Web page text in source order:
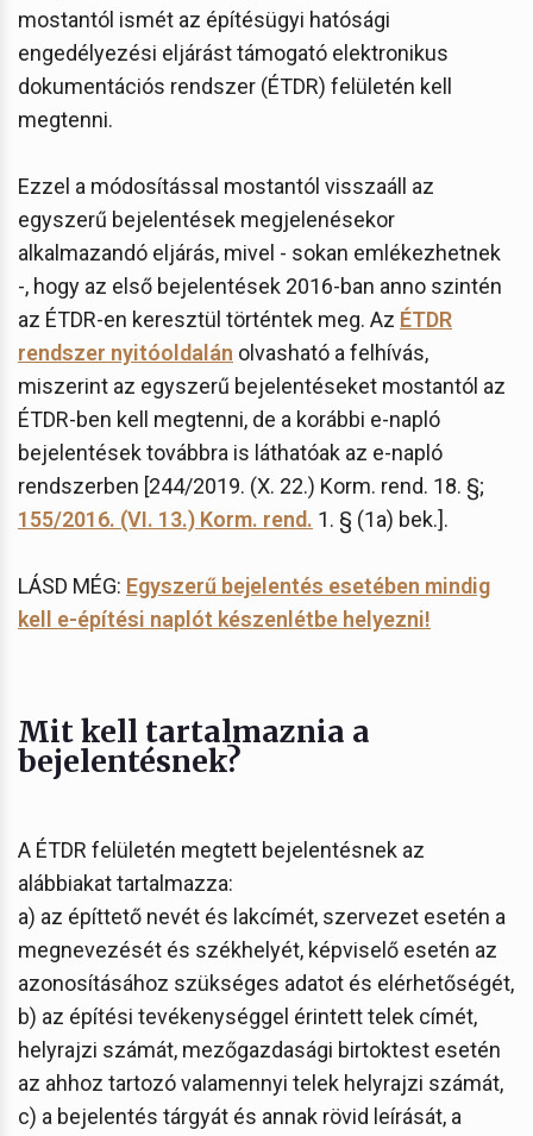
mostantól ismét az építésügyi hatósági
engedélyezési eljárást támogató elektronikus
dokumentációs rendszer (ÉTDR) felületén kell
megtenni.
Ezzel a módosítással mostantól visszaáll az
egyszerű bejelentések megjelenésekor
alkalmazandó eljárás, mivel - sokan emlékezhetnek
-, hogy az első bejelentések 2016-ban anno szintén
az ÉTDR-en keresztül történtek meg. Az ÉTDR
rendszer nyitóoldalán olvasható a felhívás,
miszerint az egyszerű bejelentéseket mostantól az
ÉTDR-ben kell megtenni, de a korábbi e-napló
bejelentések továbbra is láthatóak az e-napló
rendszerben [244/2019. (X. 22.) Korm. rend. 18. §;
155/2016. (VI. 13.) Korm. rend. 1. § (1a) bek.].
LÁSD MÉG: Egyszerű bejelentés esetében mindig
kell e-építési naplót készenlétbe helyezni!
Mit kell tartalmaznia a
bejelentésnek?
A ÉTDR felületén megtett bejelentésnek az
alábbiakat tartalmazza:
a) az építtető nevét és lakcímét, szervezet esetén a
megnevezését és székhelyét, képviselő esetén az
azonosításához szükséges adatot és elérhetőségét,
b) az építési tevékenységgel érintett telek címét,
helyrajzi számát, mezőgazdasági birtoktest esetén
az ahhoz tartozó valamennyi telek helyrajzi számát,
c) a bejelentés tárgyát és annak rövid leírását, a